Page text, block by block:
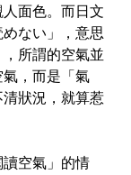
面色。而日文
ない」，意思
所謂的空氣並
，而是「氣
狀況，就算惹
空氣」的情